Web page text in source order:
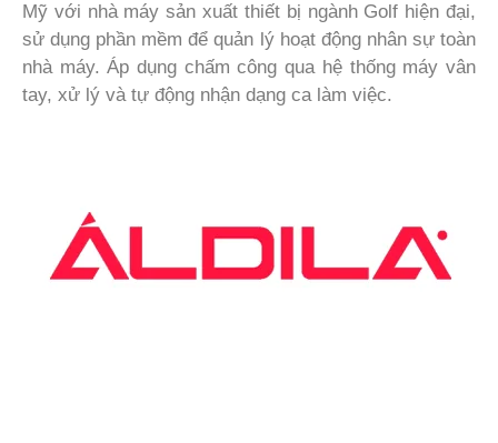
Mỹ với nhà máy sản xuất thiết bị ngành Golf hiện đại,
sử dụng phần mềm để quản lý hoạt động nhân sự toàn
nhà máy. Áp dụng chấm công qua hệ thống máy vân
tay, xử lý và tự động nhận dạng ca làm việc.